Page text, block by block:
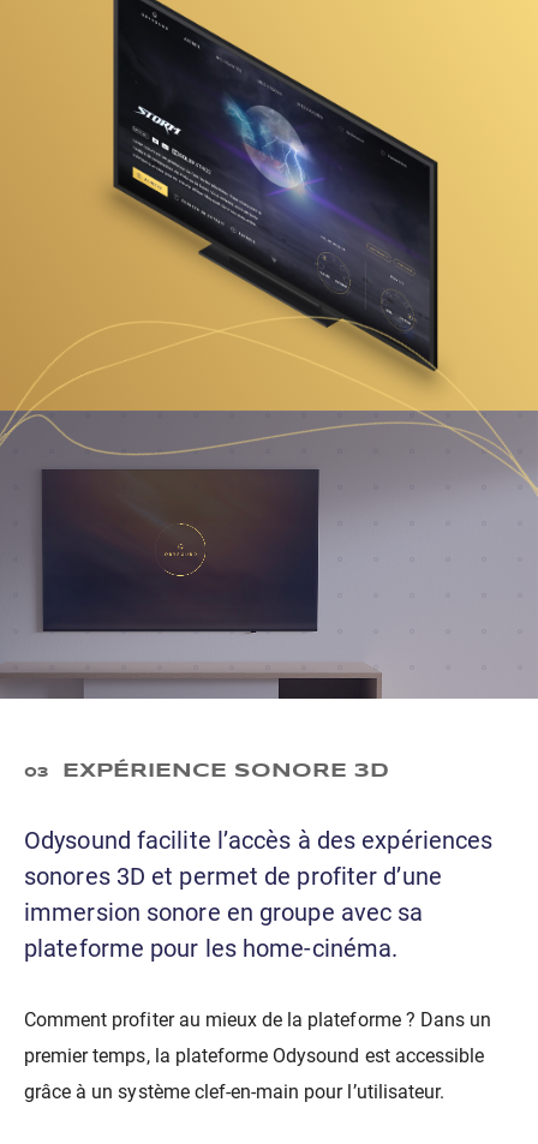
03 EXPÉRIENCE SONORE 3D
Odysound facilite l’accès à des expériences
sonores 3D et permet de profiter d’une
immersion sonore en groupe avec sa
plateforme pour les home-cinéma.
Comment profiter au mieux de la plateforme ? Dans un
premier temps, la plateforme Odysound est accessible
grâce à un système clef-en-main pour l’utilisateur.